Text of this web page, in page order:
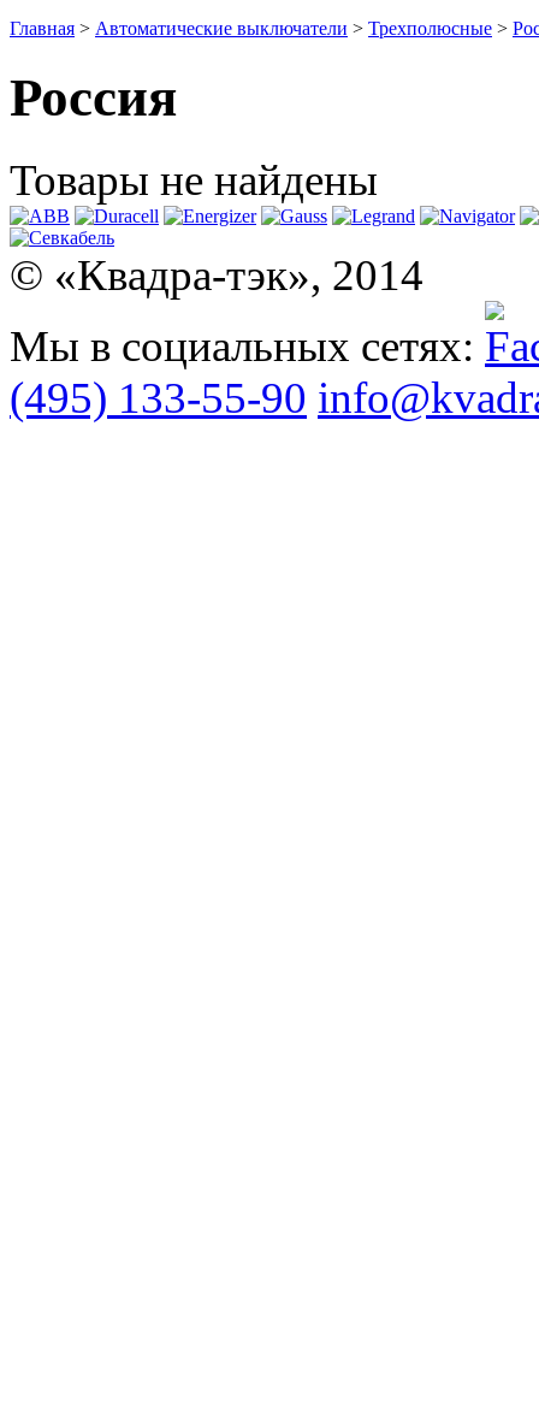
Главная > Автоматические выключатели > Трехполюсные >
Россия
Товары не найдены
© «Квадра-тэк», 2014
Мы в социальных сетях:
(495) 133-55-90